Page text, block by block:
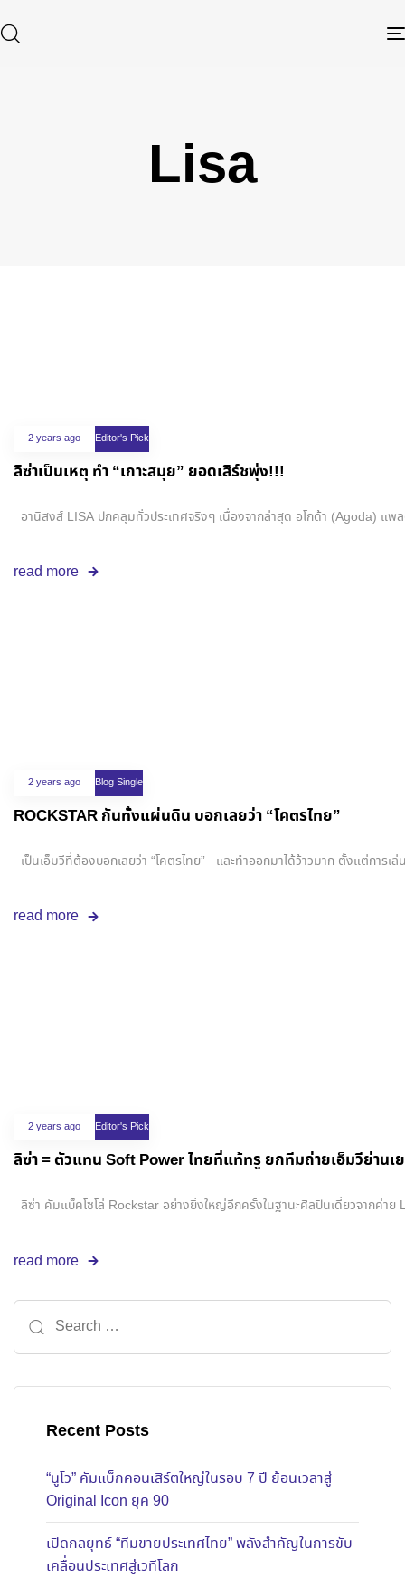
Lisa
2 years ago Editor's Pick
ลิซ่าเป็นเหตุ ทำ “เกาะสมุย” ยอดเสิร์ชพุ่ง!!!
อานิสงส์ LISA ปกคลุมทั่วประเทศจริงๆ เนื่องจากล่าสุด อโกด้า (Agoda) แ
read more
2 years ago Blog Single
ROCKSTAR กันทั้งแผ่นดิน บอกเลยว่า “โคตรไทย”
เป็นเอ็มวีที่ต้องบอกเลยว่า “โคตรไทย” และทำออกมาได้ว้าวมาก ตั้งแต่การ
read more
2 years ago Editor's Pick
ลิซ่า = ตัวแทน Soft Power ไทยที่แท้ทรู ยกทีมถ่ายเอ็มวีย่านเ
ลิซ่า คัมแบ็คโซโล่ Rockstar อย่างยิ่งใหญ่อีกครั้งในฐานะศิลปินเดี่ยวจากค่า
read more
Recent Posts
“นูโว” คัมแบ็กคอนเสิร์ตใหญ่ในรอบ 7 ปี ย้อนเวลาสู่
Original Icon ยุค 90
เปิดกลยุทธ์ “ทีมขายประเทศไทย” พลังสำคัญในการขับ
เคลื่อนประเทศสู่เวทีโลก